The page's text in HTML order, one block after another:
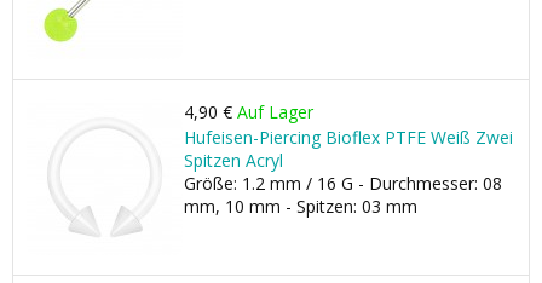
4,90 € Auf Lager
Hufeisen-Piercing Bioflex PTFE Weiß Zwei
Spitzen Acryl
Größe: 1.2 mm / 16 G - Durchmesser: 08
mm, 10 mm - Spitzen: 03 mm